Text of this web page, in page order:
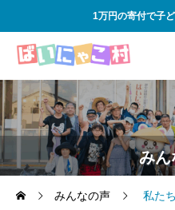
1万円の寄付で子
みん
みんなの声 私た